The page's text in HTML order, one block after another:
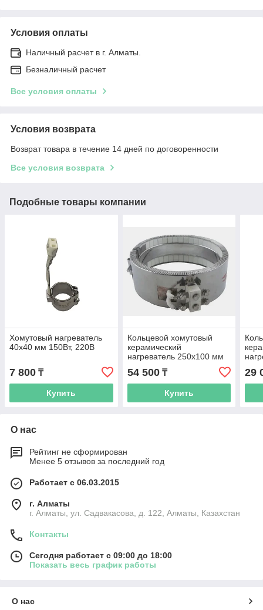
Условия оплаты
Наличный расчет в г. Алматы.
Безналичный расчет
Все условия оплаты
Условия возврата
Возврат товара в течение 14 дней по договоренности
Все условия возврата
Подобные товары компании
Хомутовый нагреватель
40x40 мм 150Вт, 220В
7 800 ₸
Купить
Кольцевой хомутовый
керамический
нагреватель 250x100 мм
3000Вт, 220В
54 500₸
Купить
29
О нас
Рейтинг не сформирован
Менее 5 отзывов за последний год
Работает с 06.03.2015
г. Алматы
г. Алматы, ул. Садвакасова, д. 122, Алматы, Казахстан
Контакты
Сегодня работает с 09:00 до 18:00
Показать весь график работы
О нас